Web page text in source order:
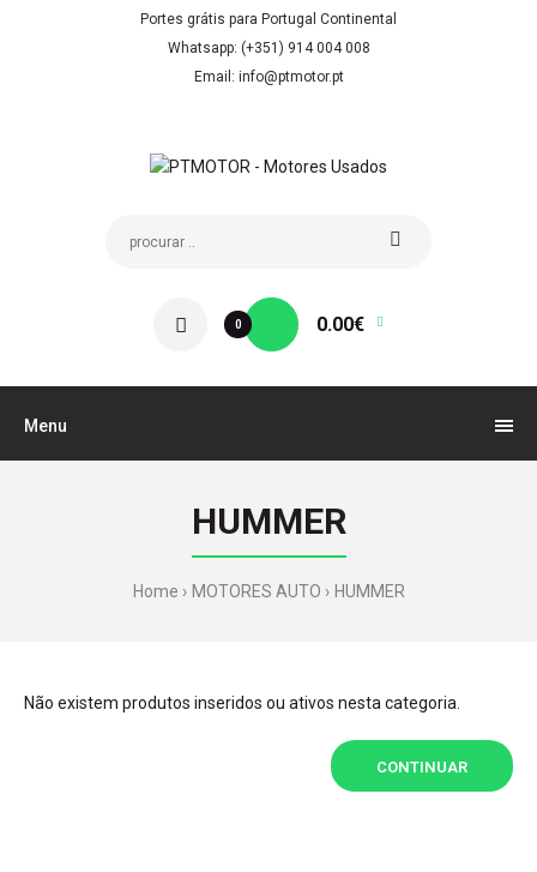
Portes grátis para Portugal Continental
Whatsapp: (+351) 914 004 008
Email: info@ptmotor.pt
0 0.00€
Menu
HUMMER
Home MOTORES AUTO HUMMER
Não existem produtos inseridos ou ativos nesta categoria.
CONTINUAR